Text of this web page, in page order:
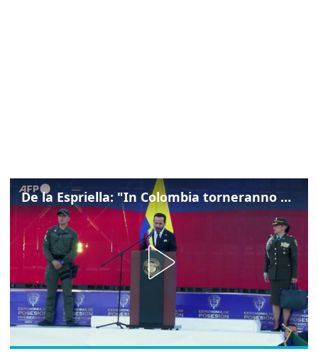
De la Espriella: "In Colombia torneranno ordine, autorità e libertà"